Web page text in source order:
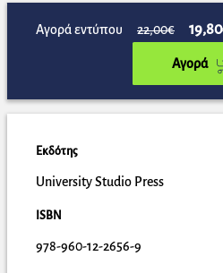
Αγορά εντύπου 22,00€
Αγορά
Εκδότης
University Studio Press
ISBN
978-960-12-2656-9